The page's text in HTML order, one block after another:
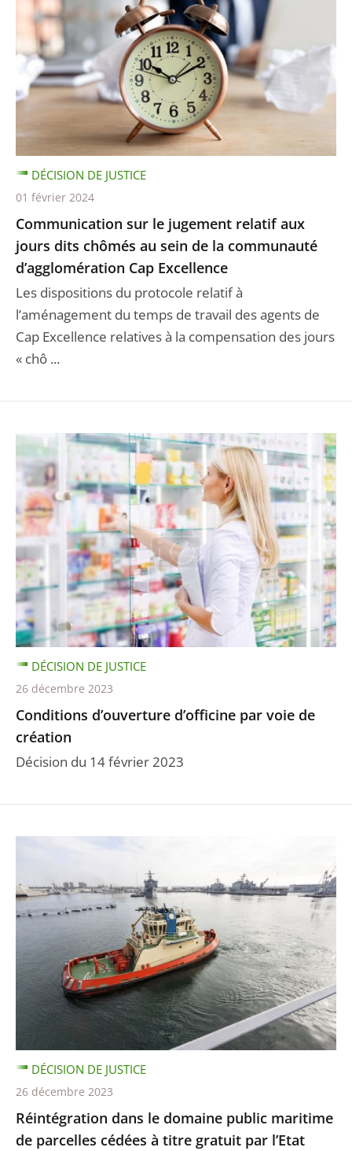
Communication sur le jugement relatif aux
jours dits chômés au sein de la communauté
d’agglomération Cap Excellence
Les dispositions du protocole relatif à
l’aménagement du temps de travail des agents de
Cap Excellence relatives à la compensation des jours
« chô ...
DÉCISION DE JUSTICE
01 février 2024
Conditions d’ouverture d’officine par voie de
création
Décision du 14 février 2023
DÉCISION DE JUSTICE
26 décembre 2023
Réintégration dans le domaine public maritime
de parcelles cédées à titre gratuit par l’Etat
DÉCISION DE JUSTICE
26 décembre 2023